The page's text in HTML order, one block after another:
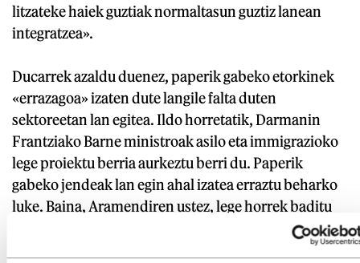
litzateke haiek guztiak normaltasun guztiz lanean
integratzea».
Ducarrek azaldu duenez, paperik gabeko etorkinek
«errazagoa» izaten dute langile falta duten
sektoreetan lan egitea. Ildo horretatik, Darmanin
Frantziako Barne ministroak asilo eta immigrazioko
lege proiektu berria aurkeztu berri du. Paperik
gabeko jendeak lan egin ahal izatea erraztu beharko
luke. Baina, Aramendiren ustez, lege horrek baditu
arriskuak: «Tentsio lanbideetarako nahi dituzte
etorkinak; hau da, ezingo dira nahi duten lanetan